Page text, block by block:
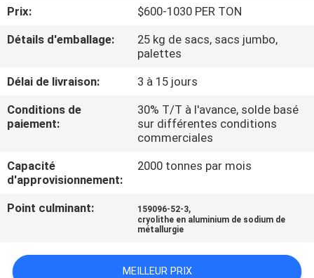
DE
L'USINE
CONTRÔLE
LA
QUALITÉ
CONTACTER
Prix:
$600-1030 PER TON
Détails d'emballage:
25 kg de sacs, sacs jumbo,
palettes
Délai de livraison:
3 à 15 jours
Conditions de
paiement:
30% T/T à l'avance, solde basé
sur différentes conditions
commerciales
Capacité
d'approvisionnement:
2000 tonnes par mois
Point culminant: 159096-52-3,
cryolithe en aluminium de sodium de
métallurgie
MEILLEUR PRIX